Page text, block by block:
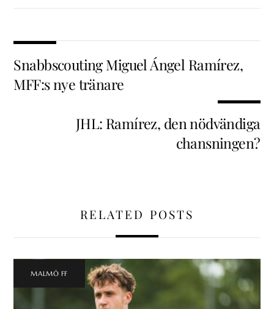
Snabbscouting Miguel Ángel Ramírez,
MFF:s nye tränare
JHL: Ramírez, den nödvändiga
chansningen?
RELATED POSTS
MALMÖ FF